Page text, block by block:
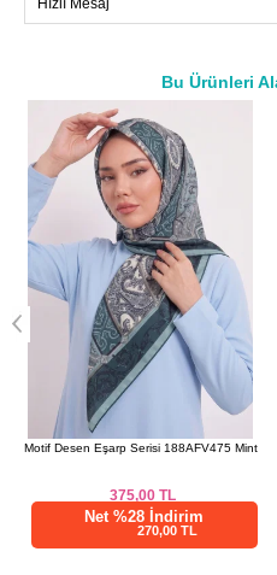
Hızlı Mesaj
Bu Ürünleri
a>
Motif Desen Eşarp Serisi 188AFV475 Mint
375,00TL
Net %28 İndirim
270,00 TL